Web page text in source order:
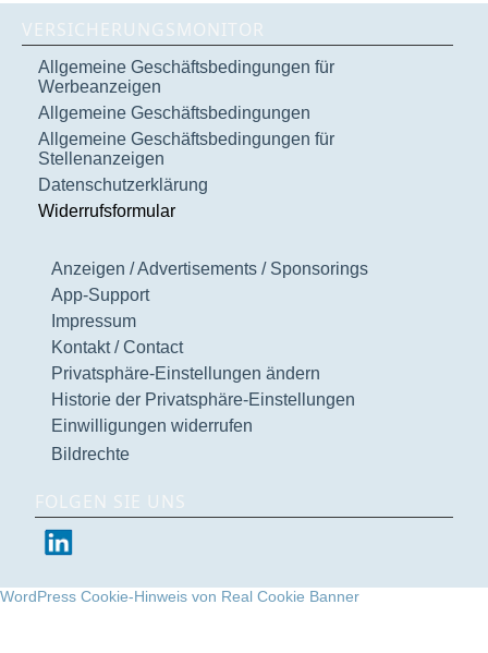
VERSICHERUNGSMONITOR
Allgemeine Geschäftsbedingungen für
Werbeanzeigen
Allgemeine Geschäftsbedingungen
Allgemeine Geschäftsbedingungen für
Stellenanzeigen
Datenschutzerklärung
Widerrufsformular
Anzeigen / Advertisements / Sponsorings
App-Support
Impressum
Kontakt / Contact
Privatsphäre-Einstellungen ändern
Historie der Privatsphäre-Einstellungen
Einwilligungen widerrufen
Bildrechte
FOLGEN SIE UNS
WordPress Cookie-Hinweis von Real Cookie Banner